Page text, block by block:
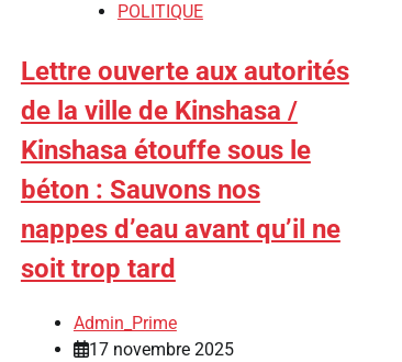
POLITIQUE
Lettre ouverte aux autorités
de la ville de Kinshasa /
Kinshasa étouffe sous le
béton : Sauvons nos
nappes d’eau avant qu’il ne
soit trop tard
Admin_Prime
17 novembre 2025